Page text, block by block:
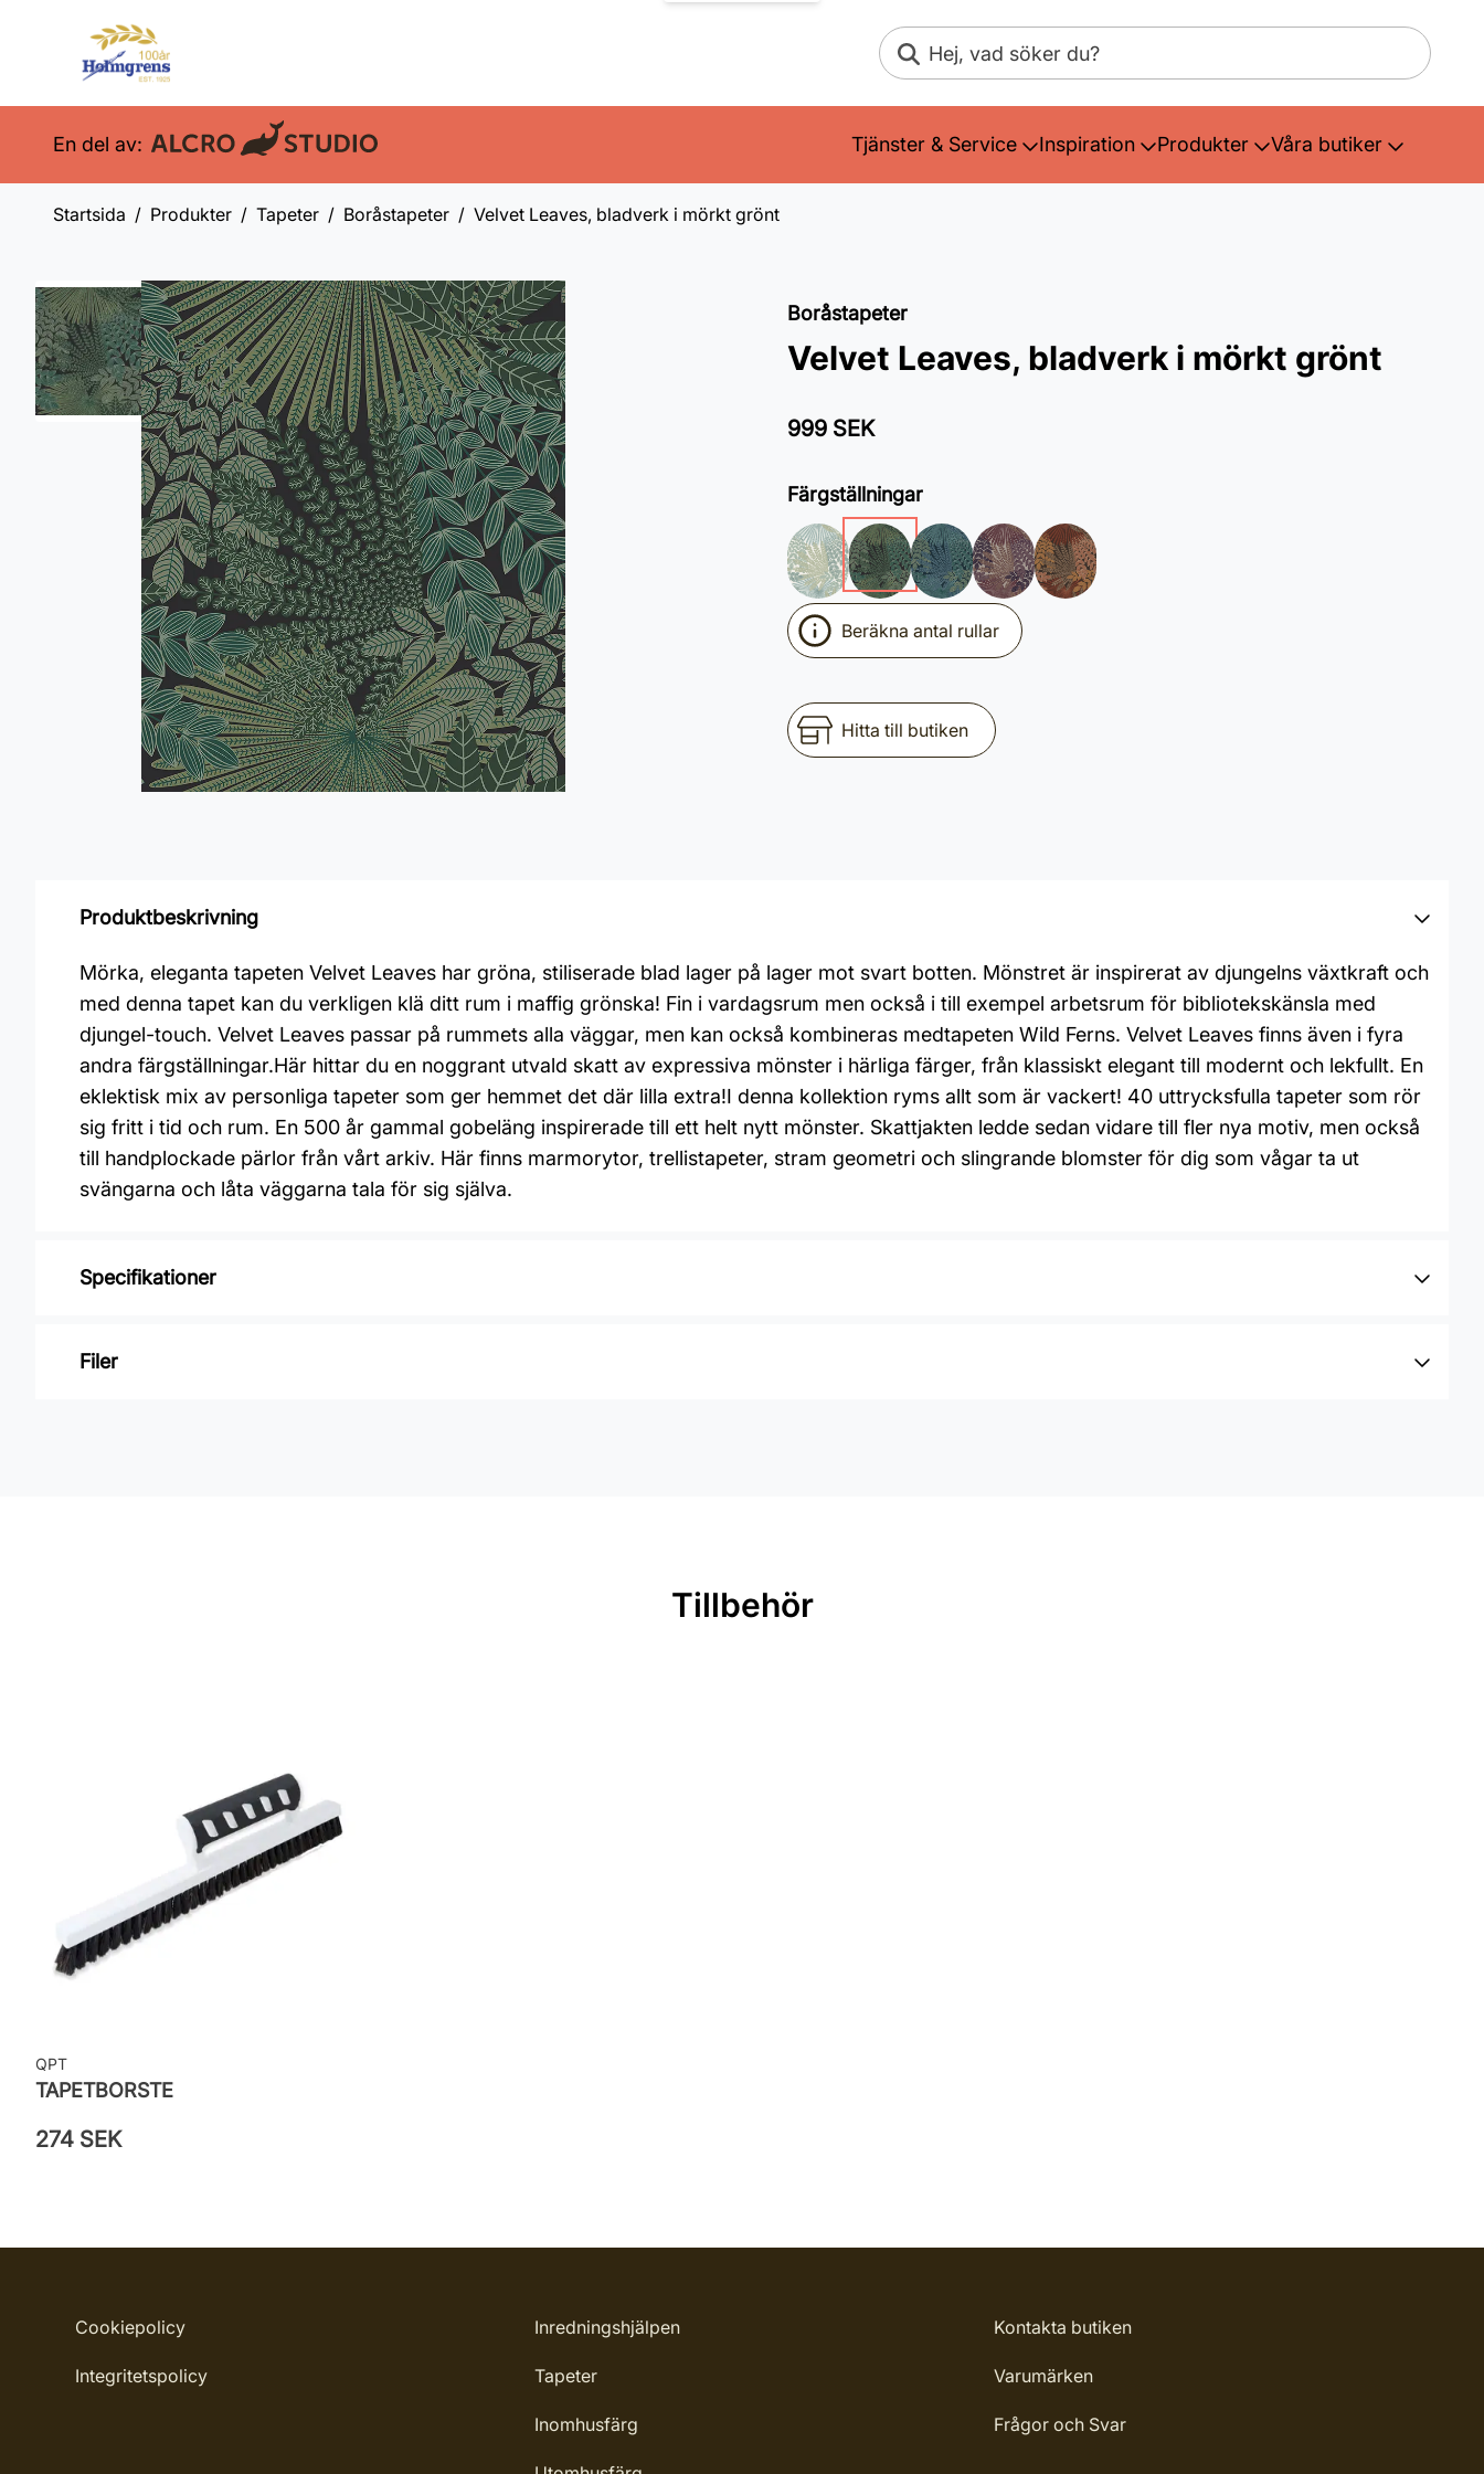
Sök
En del av: Tjänster & Service Inspiration Produkter Våra butiker
Startsida Produkter Tapeter Boråstapeter Velvet Leaves, bladverk i mörkt grönt
Boråstapeter
Velvet Leaves, bladverk i mörkt grönt
999 SEK
Färgställningar
Beräkna antal rullar
Hitta till butiken
Produktbeskrivning
Mörka, eleganta tapeten Velvet Leaves har gröna, stiliserade blad lager på lager mot svart botten. Mönstret är inspirerat av djungelns växtkraft och
med denna tapet kan du verkligen klä ditt rum i maffig grönska! Fin i vardagsrum men också i till exempel arbetsrum för bibliotekskänsla med
djungel-touch. Velvet Leaves passar på rummets alla väggar, men kan också kombineras medtapeten Wild Ferns. Velvet Leaves finns även i fyra
andra färgställningar.Här hittar du en noggrant utvald skatt av expressiva mönster i härliga färger, från klassiskt elegant till modernt och lekfullt. En
eklektisk mix av personliga tapeter som ger hemmet det där lilla extra!I denna kollektion ryms allt som är vackert! 40 uttrycksfulla tapeter som rör
sig fritt i tid och rum. En 500 år gammal gobeläng inspirerade till ett helt nytt mönster. Skattjakten ledde sedan vidare till fler nya motiv, men också
till handplockade pärlor från vårt arkiv. Här finns marmorytor, trellistapeter, stram geometri och slingrande blomster för dig som vågar ta ut
svängarna och låta väggarna tala för sig själva.
Specifikationer
Varumärke: Boråstapeter
Filer
Tillbehör
QPT
TAPETBORSTE
274 SEK
Cookiepolicy
Integritetspolicy
Inredningshjälpen
Tapeter
Inomhusfärg
Kontakta butiken
Varumärken
Frågor och Svar